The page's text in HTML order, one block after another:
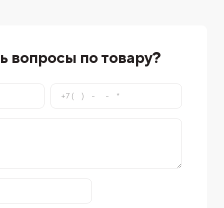
вопросы по товару?